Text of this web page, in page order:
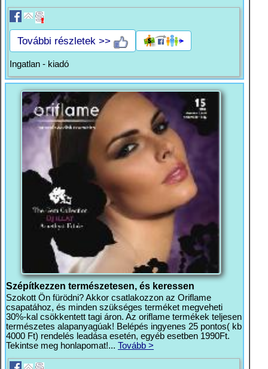
További részletek >>
Ingatlan - kiadó
Szépítkezzen természetesen, és keressen
Szokott Ön fürödni? Akkor csatlakozzon az Oriflame
csapatához, és minden szükséges terméket megveheti
30%-kal csökkentett tagi áron. Az oriflame termékek teljesen
természetes alapanyagúak! Belépés ingyenes 25 pontos( kb
4000 Ft) rendelés leadása esetén, egyéb esetben 1990Ft.
Tekintse meg honlapomat!... Tovább >